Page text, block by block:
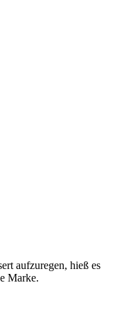
aufzuregen, hieß es
Marke.